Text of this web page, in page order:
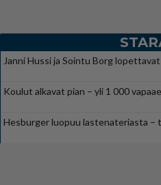
Janni Hussi ja Sointu Borg
Koulut alkavat pian – yli 1 000
Hesburger luopuu lastenateriasta –